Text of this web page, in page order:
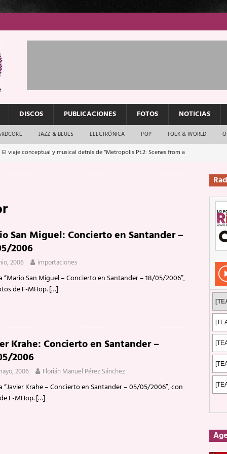
DISCOS PUBLICACIONES FOTOS NOTICIAS
JAZZ & BLUES ELECTRÓNICA POP FOLK & WORLD
El viaje conceptual y musical detrás de “Metropolis Pt.2: Scenes from a
El rock urbano sigue en buenas manos
que van a escucharte te saludan
Rockeros certificados
ENTREVISTAS
2 de mayo de 2026 en Fuengirola
Su ‘aullido’ retumbó ferozmente en Fuengirola.
REPORTAJES
La historia de Nintendo Vol. 2
San Miguel: Concierto en Santander –
2006
2006 importaciones
“Mario San Miguel – Concierto en Santander – 18/05/2006”,
de F-MHop.[…]
Krahe: Concierto en Santander –
2006
2006 Florián Manuel Pérez Sánchez
“Javier Krahe – Concierto en Santander – 05/05/2006”, con
F-MHop.[…]